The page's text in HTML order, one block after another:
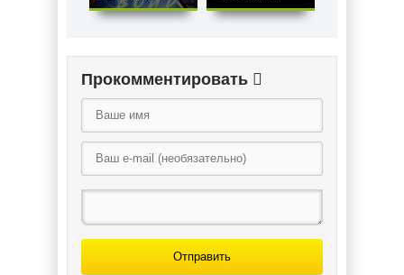
Прокомментировать
Отправить